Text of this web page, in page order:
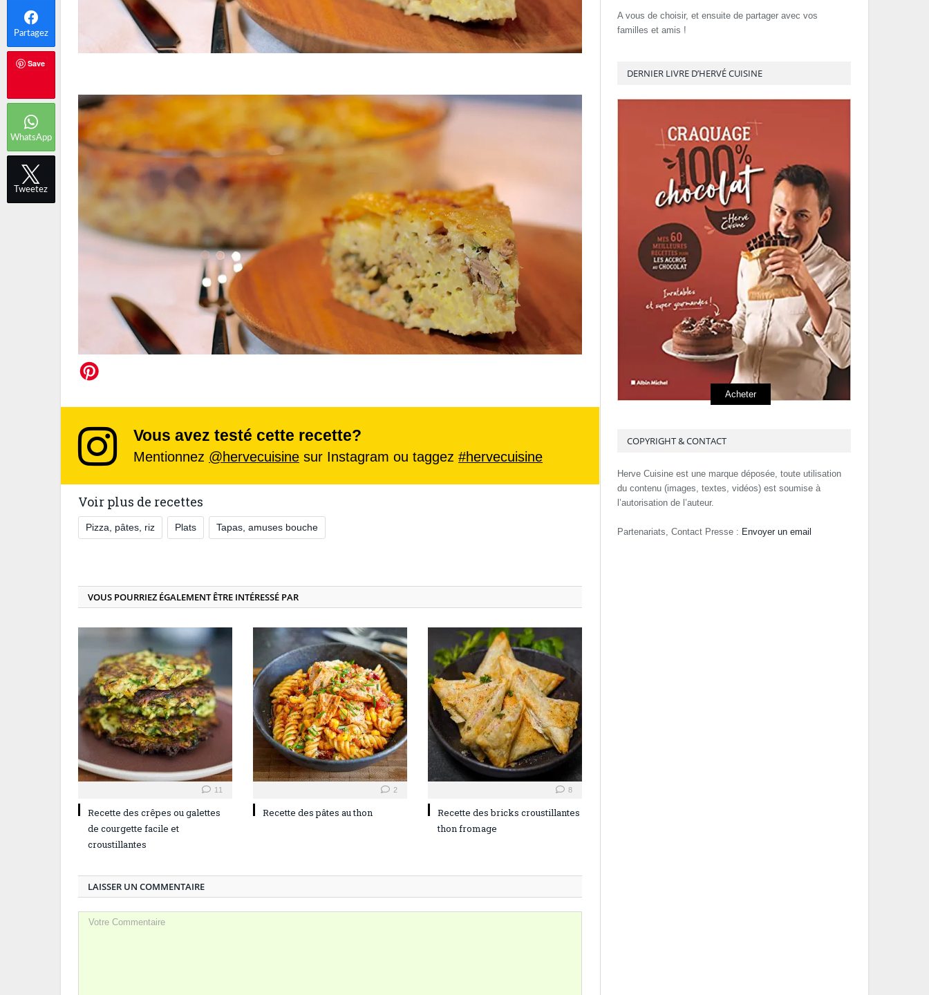
Vous avez testé cette recette?
Mentionnez @hervecuisine sur Instagram ou taggez #hervecuisine
Voir plus de recettes
Pizza, pâtes, riz Plats Tapas, amuses bouche
VOUS POURRIEZ ÉGALEMENT ÊTRE INTÉRESSÉ PAR
11
Recette des crêpes ou galettes
de courgette facile et
croustillantes
2
Recette des pâtes au thon
8
Recette des bricks croustillantes
thon fromage
LAISSER UN COMMENTAIRE
A vous de choisir, et ensuite de partager avec vos
familles et amis !
DERNIER LIVRE D’HERVÉ CUISINE
Acheter
COPYRIGHT & CONTACT
Herve Cuisine est une marque déposée, toute utilisation
du contenu (images, textes, vidéos) est soumise à
l’autorisation de l’auteur.
Partenariats, Contact Presse : Envoyer un email
Partagez
Save
WhatsApp
Tweetez